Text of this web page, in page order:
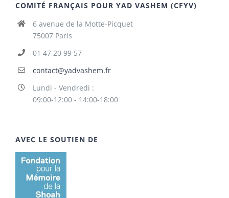
COMITÉ FRANÇAIS POUR YAD VASHEM (CFYV)
6 avenue de la Motte-Picquet
75007 Paris
01 47 20 99 57
contact@yadvashem.fr
Lundi - Vendredi :
09:00-12:00 - 14:00-18:00
AVEC LE SOUTIEN DE